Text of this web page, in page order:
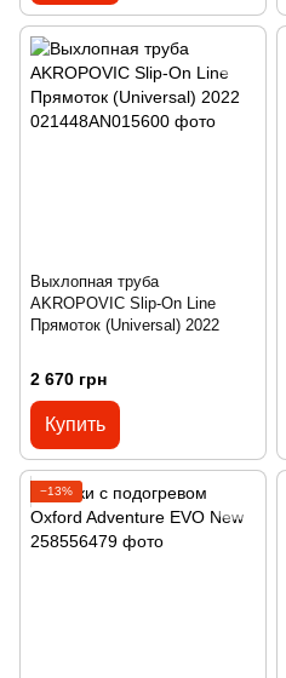
Выхлопная труба
AKROPOVIC Slip-On Line
Прямоток (Universal) 2022
2 670 грн
Купить
−13%